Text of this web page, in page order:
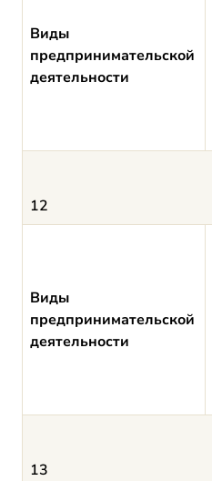
Виды
предпринимательской
деятельности
12
Виды
предпринимательской
деятельности
13